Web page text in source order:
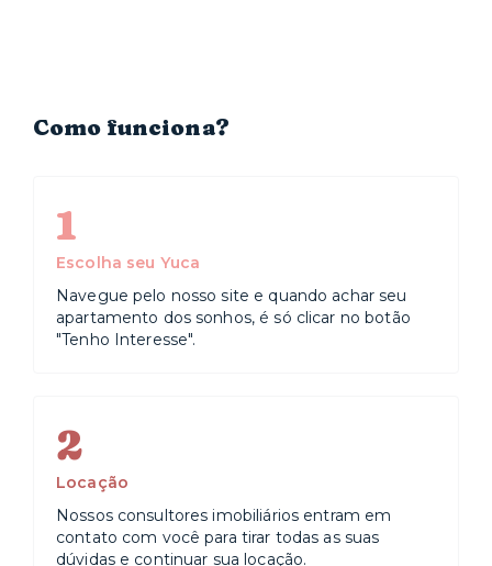
Como funciona?
1
Escolha seu Yuca
Navegue pelo nosso site e quando achar seu
apartamento dos sonhos, é só clicar no botão
"Tenho Interesse".
2
Locação
Nossos consultores imobiliários entram em
contato com você para tirar todas as suas
dúvidas e continuar sua locação.